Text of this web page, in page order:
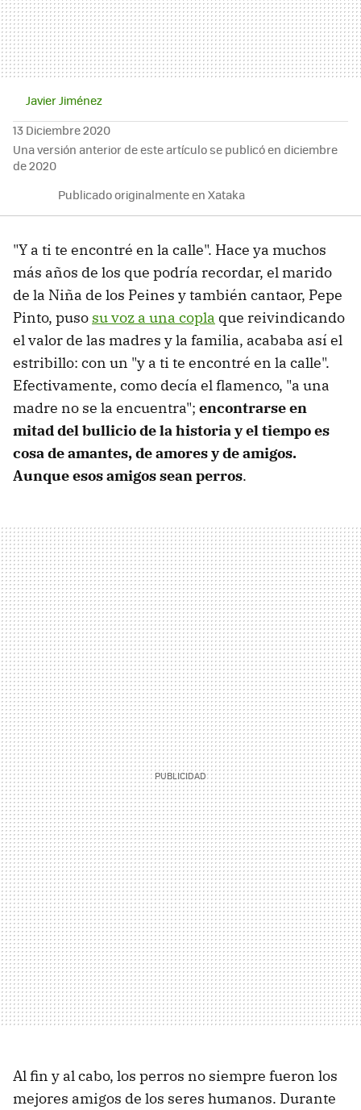
Javier Jiménez
13 Diciembre 2020
Una versión anterior de este artículo se publicó en diciembre
de 2020
Publicado originalmente en Xataka
"Y a ti te encontré en la calle". Hace ya muchos
más años de los que podría recordar, el marido
de la Niña de los Peines y también cantaor, Pepe
Pinto, puso su voz a una copla que reivindicando
el valor de las madres y la familia, acababa así el
estribillo: con un "y a ti te encontré en la calle".
Efectivamente, como decía el flamenco, "a una
madre no se la encuentra"; encontrarse en
mitad del bullicio de la historia y el tiempo es
cosa de amantes, de amores y de amigos.
Aunque esos amigos sean perros.
Al fin y al cabo, los perros no siempre fueron los
mejores amigos de los seres humanos. Durante